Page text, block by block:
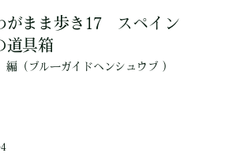
がまま歩き17 スペイン
道具箱
編（ブルーガイドヘンシュウブ ）